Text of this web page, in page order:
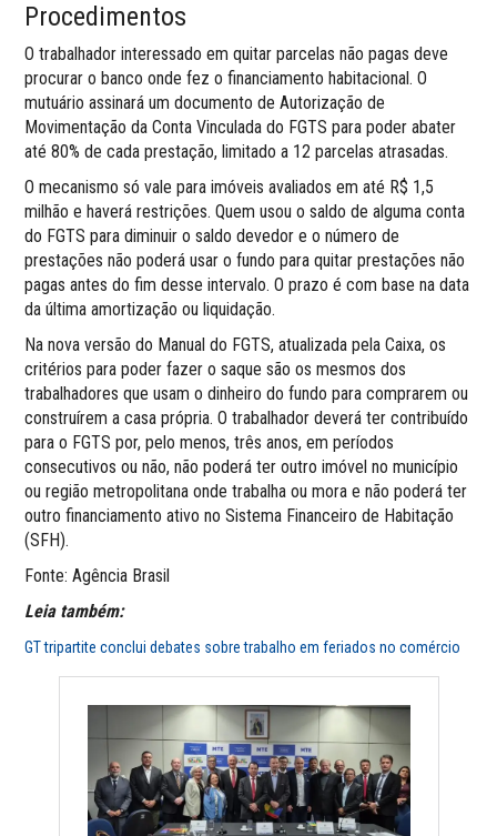
Procedimentos
O trabalhador interessado em quitar parcelas não pagas deve
procurar o banco onde fez o financiamento habitacional. O
mutuário assinará um documento de Autorização de
Movimentação da Conta Vinculada do FGTS para poder abater
até 80% de cada prestação, limitado a 12 parcelas atrasadas.
O mecanismo só vale para imóveis avaliados em até R$ 1,5
milhão e haverá restrições. Quem usou o saldo de alguma conta
do FGTS para diminuir o saldo devedor e o número de
prestações não poderá usar o fundo para quitar prestações não
pagas antes do fim desse intervalo. O prazo é com base na data
da última amortização ou liquidação.
Na nova versão do Manual do FGTS, atualizada pela Caixa, os
critérios para poder fazer o saque são os mesmos dos
trabalhadores que usam o dinheiro do fundo para comprarem ou
construírem a casa própria. O trabalhador deverá ter contribuído
para o FGTS por, pelo menos, três anos, em períodos
consecutivos ou não, não poderá ter outro imóvel no município
ou região metropolitana onde trabalha ou mora e não poderá ter
outro financiamento ativo no Sistema Financeiro de Habitação
(SFH).
Fonte: Agência Brasil
Leia também:
GT tripartite conclui debates sobre trabalho em feriados no comércio